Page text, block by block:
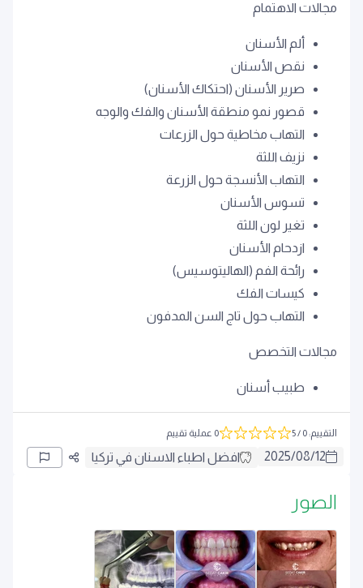
مجالات الاهتمام
ألم الأسنان
نقص الأسنان
صرير الأسنان (احتكاك الأسنان)
قصور نمو منطقة الأسنان والفك والوجه
التهاب مخاطية حول الزرعات
نزيف اللثة
التهاب الأنسجة حول الزرعة
تسوس الأسنان
تغير لون اللثة
ازدحام الأسنان
رائحة الفم (الهاليتوسيس)
كيسات الفك
التهاب حول تاج السن المدفون
مجالات التخصص
طبيب أسنان
التقييم:
0
/ 5 0 عملية تقييم
2025/08/12 افضل اطباء الاسنان في تركيا
الصور